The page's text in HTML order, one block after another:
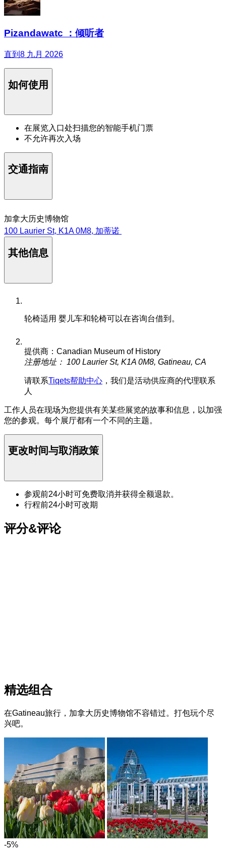
Pizandawatc ：倾听者
直到8 九月 2026
如何使用
在展览入口处扫描您的智能手机门票
不允许再次入场
交通指南
加拿大历史博物馆
100 Laurier St, K1A 0M8, 加蒂诺
其他信息
轮椅适用 婴儿车和轮椅可以在咨询台借到。
提供商：Canadian Museum of History
注册地址： 100 Laurier St, K1A 0M8, Gatineau, CA
请联系Tiqets帮助中心 ，我们是活动供应商的代理联系
人
工作人员在现场为您提供有关某些展览的故事和信息，以加强
您的参观。每个展厅都有一个不同的主题。
更改时间与取消政策
参观前24小时可免费取消并获得全额退款。
行程前24小时可改期
评分&评论
精选组合
在Gatineau旅行，加拿大历史博物馆不容错过。打包玩个尽
兴吧。
-5%